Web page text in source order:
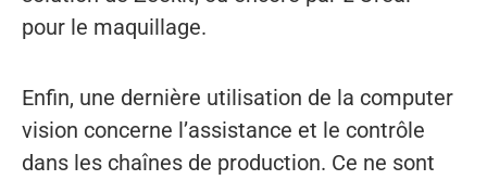
pour le maquillage.
Enfin, une dernière utilisation de la computer
vision concerne l’assistance et le contrôle
dans les chaînes de production. Ce ne sont